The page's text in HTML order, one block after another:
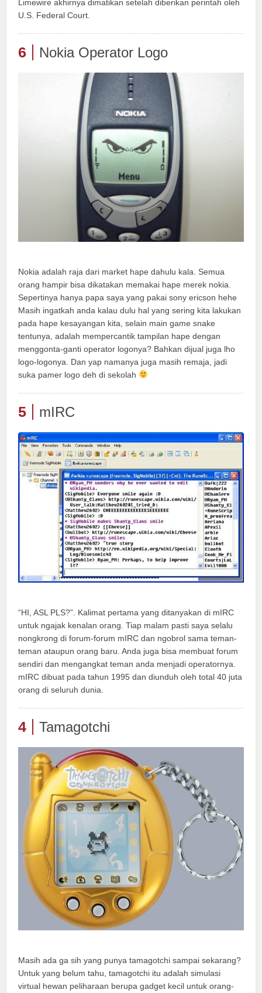
Limewire akhirnya dimatikan setelah diberikan perintah oleh
U.S. Federal Court.
6 Nokia Operator Logo
Nokia adalah raja dari market hape dahulu kala. Semua
orang hampir bisa dikatakan memakai hape merek nokia.
Sepertinya hanya papa saya yang pakai sony ericson hehe
Masih ingatkah anda kalau dulu hal yang sering kita lakukan
pada hape kesayangan kita, selain main game snake
tentunya, adalah mempercantik tampilan hape dengan
menggonta-ganti operator logonya? Bahkan dijual juga lho
logo-logonya. Dan yap namanya juga masih remaja, jadi
suka pamer logo deh di sekolah
5 mIRC
“HI, ASL PLS?”. Kalimat pertama yang ditanyakan di mIRC
untuk ngajak kenalan orang. Tiap malam pasti saya selalu
nongkrong di forum-forum mIRC dan ngobrol sama teman-
teman ataupun orang baru. Anda juga bisa membuat forum
sendiri dan mengangkat teman anda menjadi operatornya.
mIRC dibuat pada tahun 1995 dan diunduh oleh total 40 juta
orang di seluruh dunia.
4 Tamagotchi
Masih ada ga sih yang punya tamagotchi sampai sekarang?
Untuk yang belum tahu, tamagotchi itu adalah simulasi
virtual hewan peliharaan berupa gadget kecil untuk orang-